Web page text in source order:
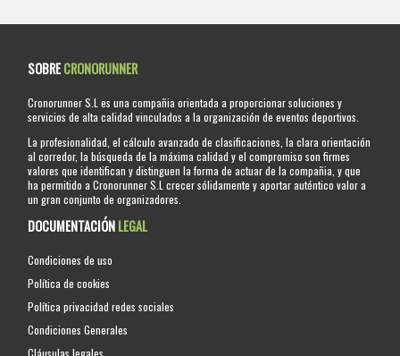
SOBRECRONORUNNER
Cronorunner S.L es una compañia orientada a proporcionar soluciones y
servicios de alta calidad vinculados a la organización de eventos deportivos.
La profesionalidad, el cálculo avanzado de clasificaciones, la clara orientación
al corredor, la búsqueda de la máxima calidad y el compromiso son firmes
valores que identifican y distinguen la forma de actuar de la compañia, y que
ha permitido a Cronorunner S.L crecer sólidamente y aportar auténtico valor a
un gran conjunto de organizadores.
DOCUMENTACIÓNLEGAL
Condiciones de uso
Política de cookies
Política privacidad redes sociales
Condiciones Generales
Cláusulas legales